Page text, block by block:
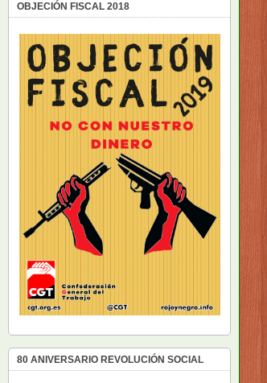
OBJECIÓN FISCAL 2018
80 ANIVERSARIO REVOLUCIÓN SOCIAL